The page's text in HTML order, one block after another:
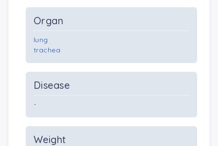
Organ
lung
trachea
Disease
-
Weight